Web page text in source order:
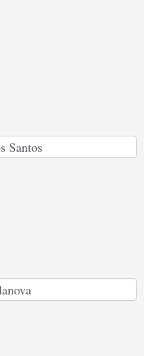
Santos